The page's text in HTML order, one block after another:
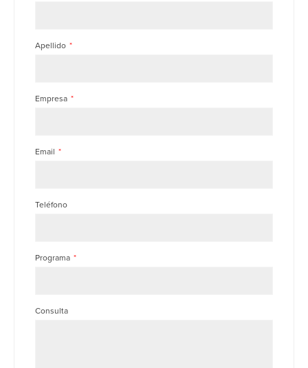
Apellido
Empresa
Email
Teléfono
Programa
Consulta